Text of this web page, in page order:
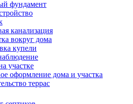
фундамент
канализация
вокруг дома
купели
участке
оформление дома и участка
террас